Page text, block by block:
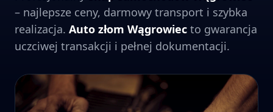
– najlepsze ceny, darmowy transport i szybka
realizacja. Auto złom Wągrowiec to gwarancja
uczciwej transakcji i pełnej dokumentacji.